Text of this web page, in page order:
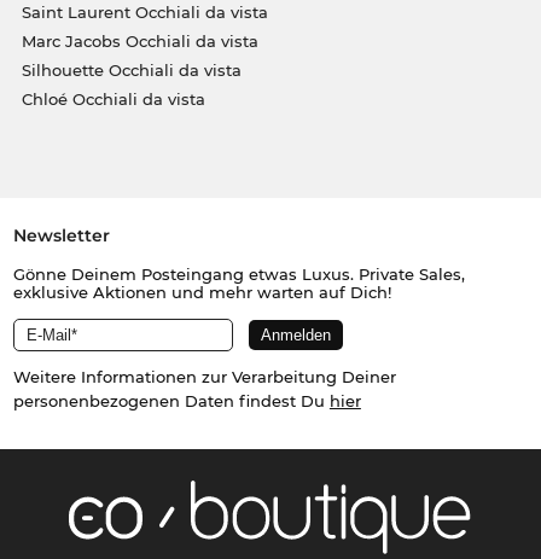
Saint Laurent Occhiali da vista
Marc Jacobs Occhiali da vista
Silhouette Occhiali da vista
Chloé Occhiali da vista
Newsletter
Gönne Deinem Posteingang etwas Luxus. Private Sales,
exklusive Aktionen und mehr warten auf Dich!
Weitere Informationen zur Verarbeitung Deiner
personenbezogenen Daten findest Du hier